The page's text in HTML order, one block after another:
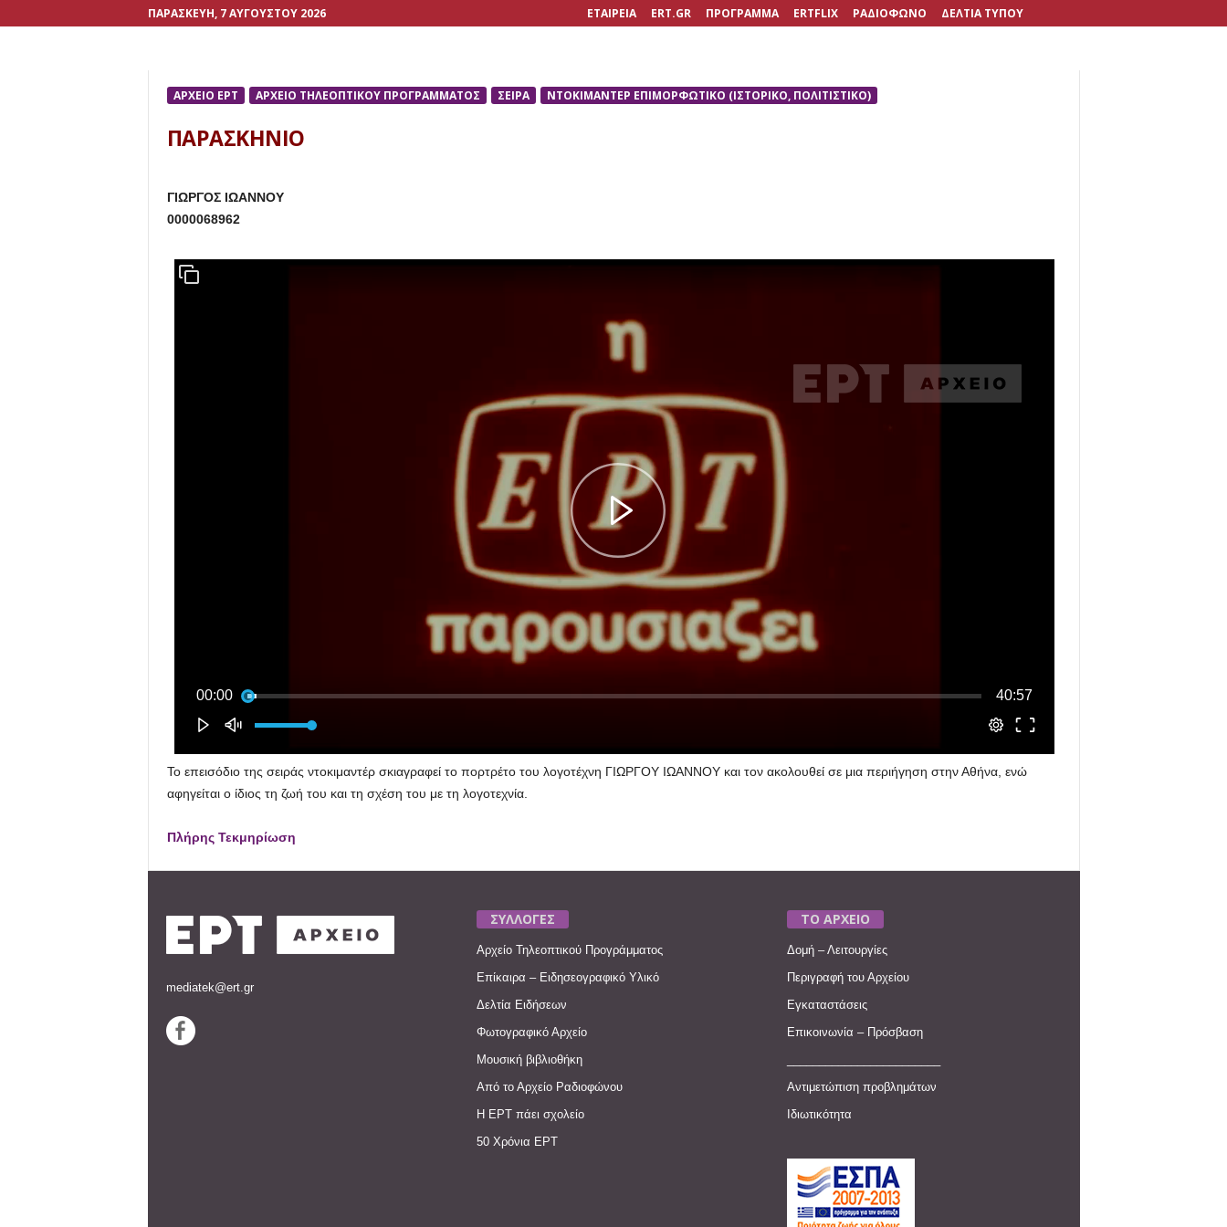
ΠΑΡΑΣΚΕΥΉ, 7 ΑΥΓΟΎΣΤΟΥ 2026 ΕΤΑΙΡΕΙΑ ERT.GR ΠΡΟΓΡΑΜΜΑ ERTFLIX ΡΑΔΙΟΦΩΝΟ ΔΕΛΤΙΑ ΤΥΠΟΥ
ΑΡΧΕΙΟ ΕΡΤ ΑΡΧΕΙΟ ΤΗΛΕΟΠΤΙΚΟΥ ΠΡΟΓΡΑΜΜΑΤΟΣ ΣΕΙΡΑ ΝΤΟΚΙΜΑΝΤΕΡ ΕΠΙΜΟΡΦΩΤΙΚΟ (ΙΣΤΟΡΙΚΟ, ΠΟΛΙΤΙΣΤΙΚΟ)
ΠΑΡΑΣΚΗΝΙΟ
ΓΙΩΡΓΟΣ ΙΩΑΝΝΟΥ
0000068962
Το επεισόδιο της σειράς ντοκιμαντέρ σκιαγραφεί το πορτρέτο του λογοτέχνη ΓΙΩΡΓΟΥ ΙΩΑΝΝΟΥ και τον ακολουθεί σε μια περιήγηση στην Αθήνα, ενώ
αφηγείται ο ίδιος τη ζωή του και τη σχέση του με τη λογοτεχνία.
Πλήρης Τεκμηρίωση
mediatek@ert.gr
ΣΥΛΛΟΓΕΣ
Αρχείο Τηλεοπτικού Προγράμματος
Επίκαιρα – Ειδησεογραφικό Υλικό
Δελτία Ειδήσεων
Φωτογραφικό Αρχείο
Μουσική βιβλιοθήκη
Από το Αρχείο Ραδιοφώνου
Η ΕΡΤ πάει σχολείο
50 Χρόνια ΕΡΤ
ΤΟ ΑΡΧΕΙΟ
Δομή – Λειτουργίες
Περιγραφή του Αρχείου
Εγκαταστάσεις
Επικοινωνία – Πρόσβαση
Αντιμετώπιση προβλημάτων
Ιδιωτικότητα